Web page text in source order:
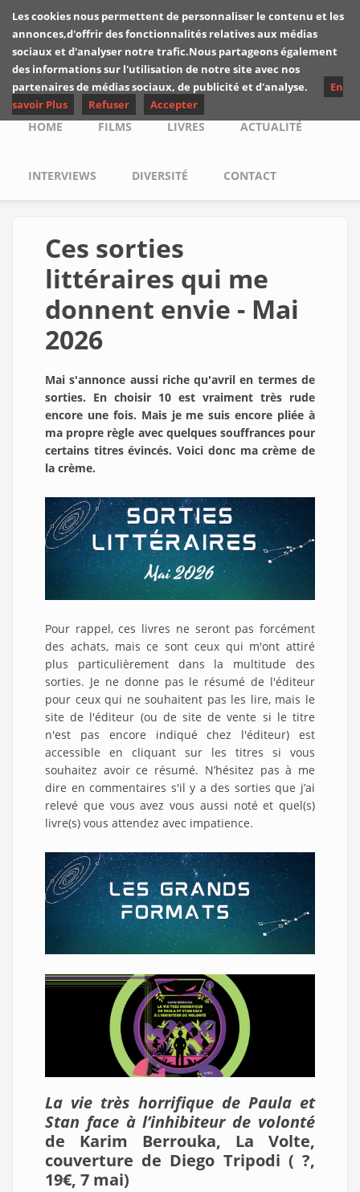
Skip to main content
Les critiques de
Yuyine
Main menu
HOME FILMS LIVRES ACTUALITÉ
INTERVIEWS DIVERSITÉ CONTACT
Ces sorties
littéraires qui me
donnent envie - Mai
2026
Mai s'annonce aussi riche qu'avril en termes de
sorties. En choisir 10 est vraiment très rude
encore une fois. Mais je me suis encore pliée à
ma propre règle avec quelques souffrances pour
certains titres évincés. Voici donc ma crème de
la crème.
Pour rappel, ces livres ne seront pas forcément
des achats, mais ce sont ceux qui m'ont attiré
plus particulièrement dans la multitude des
sorties. Je ne donne pas le résumé de l'éditeur
pour ceux qui ne souhaitent pas les lire, mais le
site de l'éditeur (ou de site de vente si le titre
n'est pas encore indiqué chez l'éditeur) est
accessible en cliquant sur les titres si vous
souhaitez avoir ce résumé. N’hésitez pas à me
dire en commentaires s'il y a des sorties que j’ai
relevé que vous avez vous aussi noté et quel(s)
livre(s) vous attendez avec impatience.
La vie très horrifique de Paula et
Stan face à l’inhibiteur de volonté
de Karim Berrouka, La Volte,
couverture de Diego Tripodi ( ?,
19€, 7 mai)
Les cookies nous permettent de personnaliser le contenu et les
annonces,d'offrir des fonctionnalités relatives aux médias
sociaux et d'analyser notre trafic.Nous partageons également
des informations sur l'utilisation de notre site avec nos
partenaires de médias sociaux, de publicité et d'analyse.
En
savoir Plus
Refuser Accepter